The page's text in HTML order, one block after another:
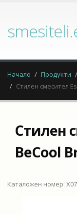
Начало Продукти
Стилен смесител
Стилен
BeCool
Каталожен номер: